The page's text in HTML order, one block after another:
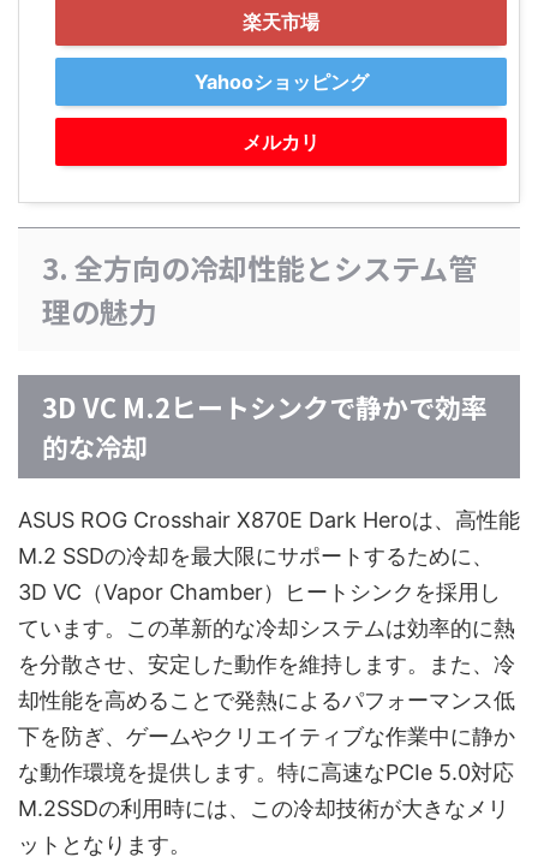
楽天市場
Yahooショッピング
メルカリ
3. 全方向の冷却性能とシステム管
理の魅力
3D VC M.2ヒートシンクで静かで効率
的な冷却
ASUS ROG Crosshair X870E Dark Heroは、高性能
M.2 SSDの冷却を最大限にサポートするために、
3D VC（Vapor Chamber）ヒートシンクを採用し
ています。この革新的な冷却システムは効率的に熱
を分散させ、安定した動作を維持します。また、冷
却性能を高めることで発熱によるパフォーマンス低
下を防ぎ、ゲームやクリエイティブな作業中に静か
な動作環境を提供します。特に高速なPCIe 5.0対応
M.2SSDの利用時には、この冷却技術が大きなメリ
ットとなります。